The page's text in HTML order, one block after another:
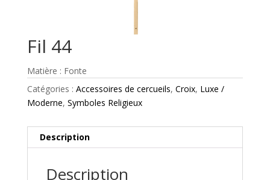
Fil 44
Matière : Fonte
Catégories : Accessoires de cercueils, Croix, Luxe /
Moderne, Symboles Religieux
Description
Description